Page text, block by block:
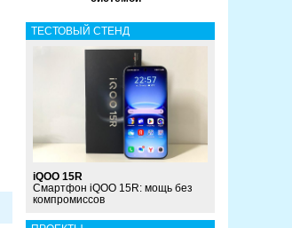
ТЕСТОВЫЙ СТЕНД
iQOO 15R
Смартфон iQOO 15R: мощь без
компромиссов